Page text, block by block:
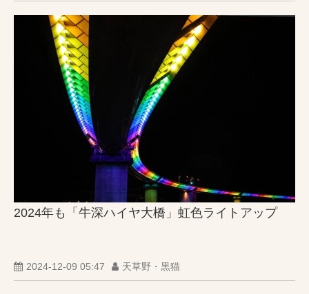
2024年も「牛深ハイヤ大橋」虹色ライトアップ
2024-12-09 05:47 天草野・黒猫